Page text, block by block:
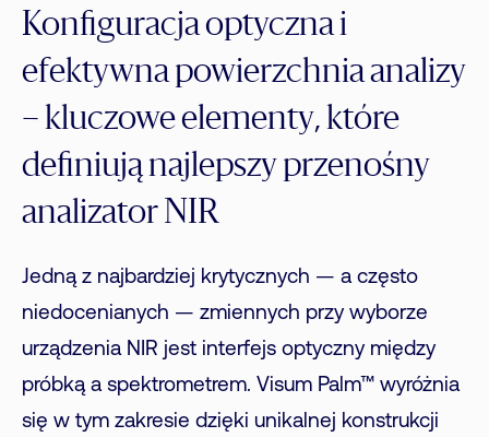
Konfiguracja optyczna i
efektywna powierzchnia analizy
– kluczowe elementy, które
definiują najlepszy przenośny
analizator NIR
Jedną z najbardziej krytycznych — a często
niedocenianych — zmiennych przy wyborze
urządzenia NIR jest interfejs optyczny między
próbką a spektrometrem. Visum Palm™ wyróżnia
się w tym zakresie dzięki unikalnej konstrukcji